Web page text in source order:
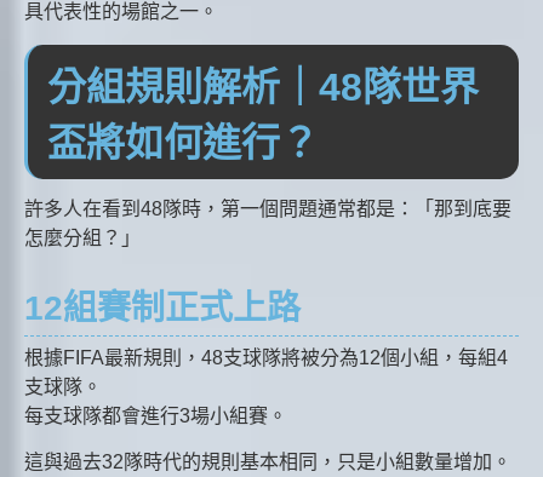
具代表性的場館之一。
分組規則解析｜48隊世界
盃將如何進行？
許多人在看到48隊時，第一個問題通常都是：「那到底要
怎麼分組？」
12組賽制正式上路
根據FIFA最新規則，48支球隊將被分為12個小組，每組4
支球隊。
每支球隊都會進行3場小組賽。
這與過去32隊時代的規則基本相同，只是小組數量增加。